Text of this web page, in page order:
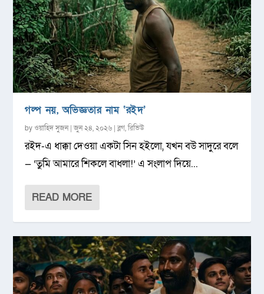
গল্প নয়, অভিজ্ঞতার নাম ‘রইদ’
byওয়াহিদ সুজন|জুন ২৪, ২০২৬ |ব্লগ,রিভিউ
রইদ-এ ধাক্কা দেওয়া একটা সিন হইলো, যখন বউ সাদুরে বলে
— ‘তুমি আমারে শিকলে বাধলা!’ এ সংলাপ দিয়ে...
READ MORE